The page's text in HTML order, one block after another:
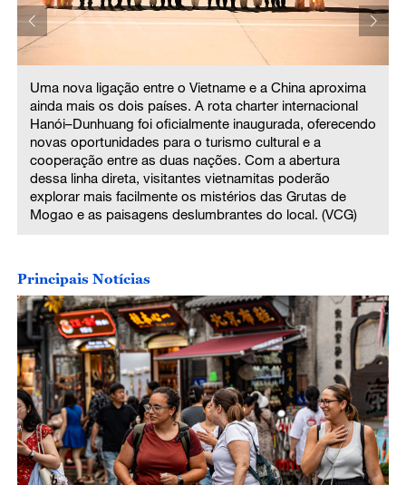
Uma nova ligação entre o Vietname e a China aproxima
ainda mais os dois países. A rota charter internacional
Hanói–Dunhuang foi oficialmente inaugurada, oferecendo
novas oportunidades para o turismo cultural e a
cooperação entre as duas nações. Com a abertura
dessa linha direta, visitantes vietnamitas poderão
explorar mais facilmente os mistérios das Grutas de
Mogao e as paisagens deslumbrantes do local. (VCG)
Principais Notícias